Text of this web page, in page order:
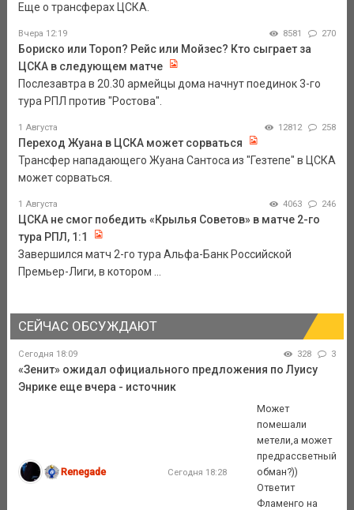
Еще о трансферах ЦСКА.
Вчера 12:19 8581 270
Бориско или Тороп? Рейс или Мойзес? Кто сыграет за
ЦСКА в следующем матче
Послезавтра в 20.30 армейцы дома начнут поединок 3-го
тура РПЛ против "Ростова".
1 Августа 12812 258
Переход Жуана в ЦСКА может сорваться
Трансфер нападающего Жуана Сантоса из "Гезтепе" в ЦСКА
может сорваться.
1 Августа 4063 246
ЦСКА не смог победить «Крылья Советов» в матче 2-го
тура РПЛ, 1:1
Завершился матч 2-го тура Альфа-Банк Российской
Премьер-Лиги, в котором ...
СЕЙЧАС ОБСУЖДАЮТ
Сегодня 18:09 328 3
«Зенит» ожидал официального предложения по Луису
Энрике еще вчера - источник
Renegade Сегодня 18:28
Может
помешали
метели,а может
предрассветный
обман?))
Ответит
Фламенго на